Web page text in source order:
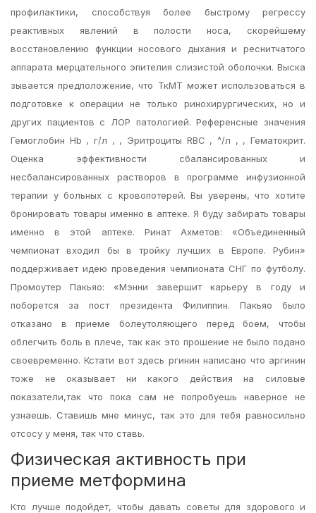
профилактики, способствуя более быстрому регрессу
реактивных явлений в полости носа, скорейшему
восстановлению функции носового дыхания и реснитчатого
аппарата мерцательного эпителия слизистой оболочки. Выска
зывается предположение, что ТкМТ может использоваться в
подготовке к операции не только ринохирургических, но и
других пациентов с ЛОР патологией. Референсные значения
Гемоглобин Hb , г/л , , Эритроциты RBC , ^/л , , Гематокрит.
Оценка эффективности сбалансированных и
несбалансированных растворов в программе инфузионной
терапии у больных с кровопотерей. Вы уверены, что хотите
бронировать товары именно в аптеке. Я буду забирать товары
именно в этой аптеке. Ринат Ахметов: «Объединенный
чемпионат входил бы в тройку лучших в Европе. Рубин»
поддерживает идею проведения чемпионата СНГ по футболу.
Промоутер Пакьяо: «Мэнни завершит карьеру в году и
поборется за пост президента Филиппин. Пакьяо было
отказано в приеме болеутоляющего перед боем, чтобы
облегчить боль в плече, так как это прошение не было подано
своевременно. Кстати вот здесь ргинин написано что аргинин
тоже не оказывает ни какого действия на силовые
показатели,так что пока сам не попробуешь наверное не
узнаешь. Ставишь мне минус, так это для тебя равносильно
отсосу у меня, так что ставь.
Физическая активность при
приеме метформина
Кто лучше подойдет, чтобы давать советы для здорового и